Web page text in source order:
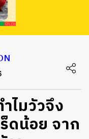
ไมวัวจึง
ดน้อย จาก